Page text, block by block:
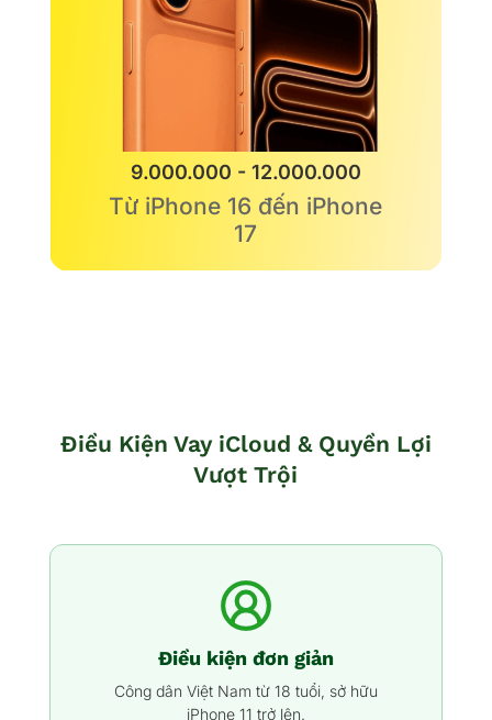
9.000.000 - 12.000.000
Từ iPhone 16 đến iPhone
17
Điều Kiện Vay iCloud & Quyền Lợi
Vượt Trội
Điều kiện đơn giản
Công dân Việt Nam từ 18 tuổi, sở hữu
iPhone 11 trở lên.